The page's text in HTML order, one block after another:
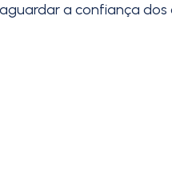
a confiança